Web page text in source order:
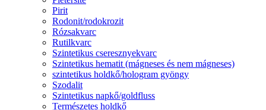
Pirit
Rodonit/rodokrozit
Rózsakvarc
Rutilkvarc
Szintetikus cseresznyekvarc
Szintetikus hematit (mágneses és nem mágneses)
szintetikus holdkő/hologram gyöngy
Szodalit
Szintetikus napkő/goldfluss
Természetes holdkő